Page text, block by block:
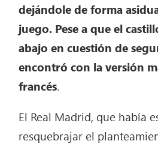
dejándole de forma
juego. Pese a que el
abajo en cuestión de
encontró con la versión
francés.
El Real Madrid, que había
resquebrajar el